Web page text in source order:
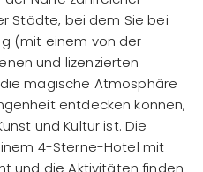
Städte, bei dem Sie bei
(mit einem von der
und lizenzierten
magische Atmosphäre
entdecken können,
und Kultur ist. Die
4-Sterne-Hotel mit